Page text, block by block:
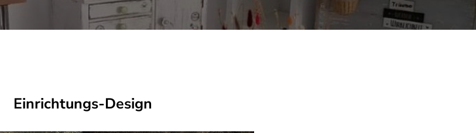
Einrichtungs-Design